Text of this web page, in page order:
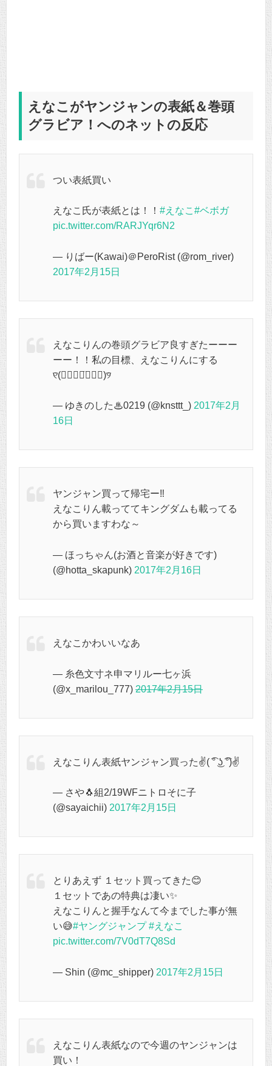
えなこがヤンジャンの表紙＆巻頭
グラビア！へのネットの反応
つい表紙買い
えなこ氏が表紙とは！！ #えなこ #ベボガ
pic.twitter.com/RARJYqr6N2
— りばー(Kawai)＠PeroRist (@rom_river)
2017年2月15日
えなこりんの巻頭グラビア良すぎたーーー
ーー！！私の目標、えなこりんにする
୧⃛(๑⃙⃘◡̈︎๑⃙⃘)୨⃛
— ゆきのした♨︎0219 (@knsttt_) 2017年2月
16日
ヤンジャン買って帰宅ー‼
えなこりん載っててキングダムも載ってる
から買いますわな～
— ほっちゃん(お酒と音楽が好きです)
(@hotta_skapunk) 2017年2月16日
えなこかわいいなあ
— 糸色文寸ネ申マリルー七ヶ浜
(@x_marilou_777) 2017年2月15日
えなこりん表紙ヤンジャン買った✌( ͡° ͜ʖ ͡°)✌
— さや🐧組2/19WFニトロそに子
(@sayaichii) 2017年2月15日
とりあえず １セット買ってきた😊
１セットであの特典は凄い✨
えなこりんと握手なんて今までした事が無
い😅#ヤングジャンプ #えなこ
pic.twitter.com/7V0dT7Q8Sd
— Shin (@mc_shipper) 2017年2月15日
えなこりん表紙なので今週のヤンジャンは
買い！